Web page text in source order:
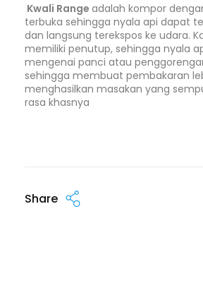
Kwali Range adalah kompor
terbuka sehingga nyala api dapat
dan langsung terekspos ke udara.
memiliki penutup, sehingga nyala
mengenai panci atau
sehingga membuat pembakaran
menghasilkan masakan yang
rasa khasnya
Share